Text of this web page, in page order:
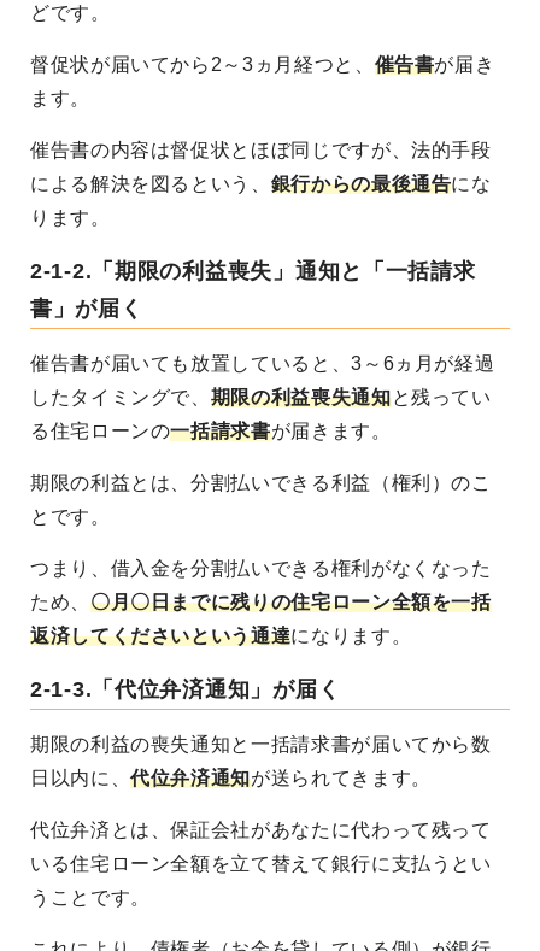
どです。
督促状が届いてから2～3ヵ月経つと、 催告書が届き
ます。
催告書の内容は督促状とほぼ同じですが、法的手段
による解決を図るという、 銀行からの最後通告にな
ります。
2-1-2.「期限の利益喪失」通知と「一括請求
書」が届く
催告書が届いても放置していると、3～6ヵ月が経過
したタイミングで、 期限の利益喪失通知と残ってい
る住宅ローンの一括請求書が届きます。
期限の利益とは、分割払いできる利益（権利）のこ
とです。
つまり、借入金を分割払いできる権利がなくなった
ため、 〇月〇日までに残りの住宅ローン全額を一括
返済してくださいという通達になります。
2-1-3.「代位弁済通知」が届く
期限の利益の喪失通知と一括請求書が届いてから数
日以内に、代位弁済通知が送られてきます。
代位弁済とは、保証会社があなたに代わって残って
いる住宅ローン全額を立て替えて銀行に支払うとい
うことです。